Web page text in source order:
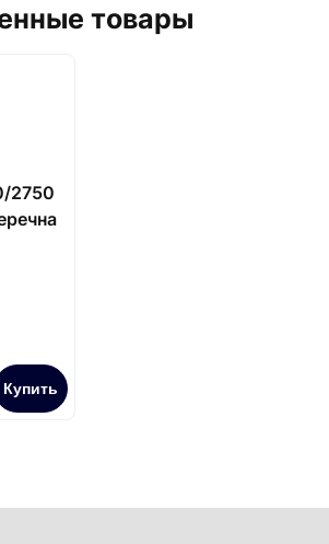
товары
2750
Сатин
Купить